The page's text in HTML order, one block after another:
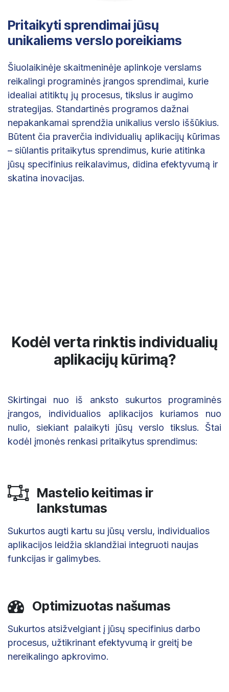
Pritaikyti sprendimai jūsų
unikaliems verslo poreikiams
Šiuolaikinėje skaitmeninėje aplinkoje verslams
reikalingi programinės įrangos sprendimai, kurie
idealiai atitiktų jų procesus, tikslus ir augimo
strategijas. Standartinės programos dažnai
nepakankamai sprendžia unikalius verslo iššūkius.
Būtent čia praverčia individualių aplikacijų kūrimas
– siūlantis pritaikytus sprendimus, kurie atitinka
jūsų specifinius reikalavimus, didina efektyvumą ir
skatina inovacijas.
Kodėl verta rinktis individualių
aplikacijų kūrimą?
Skirtingai nuo iš anksto sukurtos programinės
įrangos, individualios aplikacijos kuriamos nuo
nulio, siekiant palaikyti jūsų verslo tikslus. Štai
kodėl įmonės renkasi pritaikytus sprendimus:
Mastelio keitimas ir
lankstumas
Sukurtos augti kartu su jūsų verslu, individualios
aplikacijos leidžia sklandžiai integruoti naujas
funkcijas ir galimybes.
Optimizuotas našumas
Sukurtos atsižvelgiant į jūsų specifinius darbo
procesus, užtikrinant efektyvumą ir greitį be
nereikalingo apkrovimo.